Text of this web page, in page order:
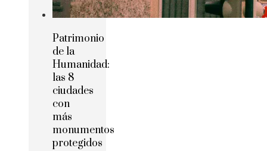
Patrimonio
de la
Humanidad:
las 8
ciudades
con
más
monumentos
protegidos